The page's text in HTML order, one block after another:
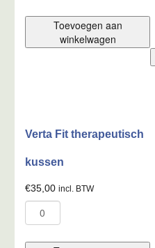
mountainbike
zadelkussen
Toevoegen aan
winkelwagen
Verta Fit therapeutisch
kussen
€35,00 incl. BTW
Fit